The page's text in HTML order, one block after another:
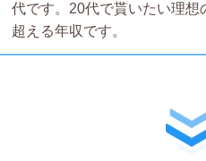
代です。20代で貰いたい理想
超える年収です。